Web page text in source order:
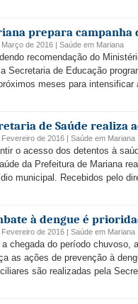
prepara campanha
de 2016 | Saúde em Mariana
recomendação do
Secretaria de Educação
meses para intensificar
de Saúde realiza
de 2016 | Saúde em Mariana
o acesso dos detentos à
da Prefeitura de Mariana
municipal. Recebidos pelo
à dengue é
de 2016 | Saúde em Mariana
a chegada do período chuvoso,
as ações de prevenção à
são realizadas pela